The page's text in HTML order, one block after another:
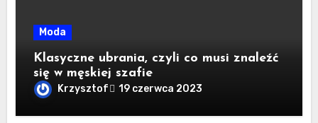
Moda
Klasyczne ubrania, czyli co musi znaleźć
się w męskiej szafie
Krzysztof 19 czerwca 2023